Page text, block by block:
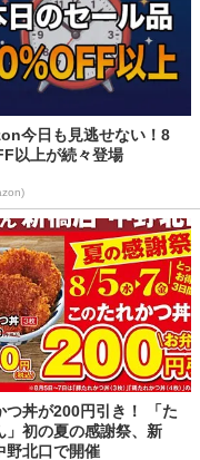
今日も見逃せない！8
以上が続々登場
つ丼が200円引き！ 「た
」初の夏の感謝祭、新
野北口で開催